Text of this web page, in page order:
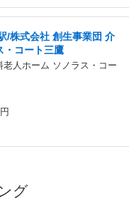
/株式会社 創生事業団 介
・コート三鷹
人ホーム ソノラス・コー
グ